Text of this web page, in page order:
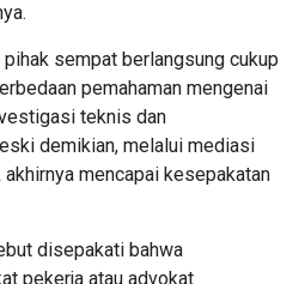
sempat berlangsung cukup
pemahaman mengenai
teknis dan
demikian, melalui mediasi
akhirnya mencapai kesepakatan
disepakati bahwa
pekerja atau advokat